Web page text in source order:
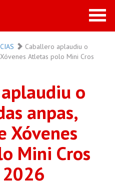
Caballero aplaudiu o
Atletas polo Mini Cros
o
anpas,
Xóvenes
Mini Cros